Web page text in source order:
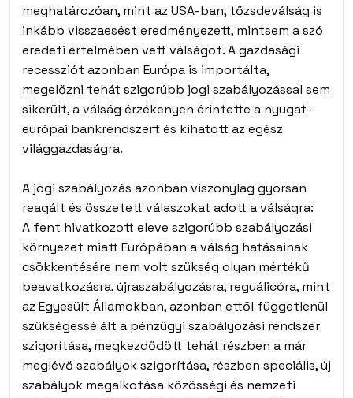
meghatározóan, mint az USA-ban, tőzsdeválság is
inkább visszaesést eredményezett, mintsem a szó
eredeti értelmében vett válságot. A gazdasági
recessziót azonban Európa is importálta,
megelőzni tehát szigorúbb jogi szabályozással sem
sikerült, a válság érzékenyen érintette a nyugat-
európai bankrendszert és kihatott az egész
világgazdaságra.
A jogi szabályozás azonban viszonylag gyorsan
reagált és összetett válaszokat adott a válságra:
A fent hivatkozott eleve szigorúbb szabályozási
környezet miatt Európában a válság hatásainak
csökkentésére nem volt szükség olyan mértékű
beavatkozásra, újraszabályozásra, reguálicóra, mint
az Egyesült Államokban, azonban ettől függetlenül
szükségessé ált a pénzügyi szabályozási rendszer
szigorítása, megkezdődött tehát részben a már
meglévő szabályok szigorítása, részben speciális, új
szabályok megalkotása közösségi és nemzeti